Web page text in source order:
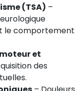
(TSA) –
le comportement
et
des